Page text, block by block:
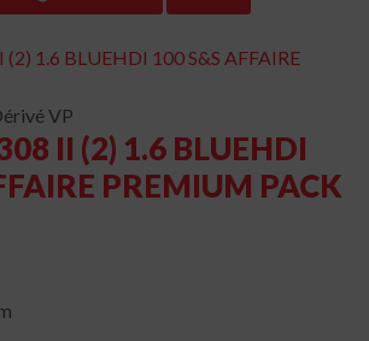
VP
II (2) 1.6 BLUEHDI
PREMIUM PACK